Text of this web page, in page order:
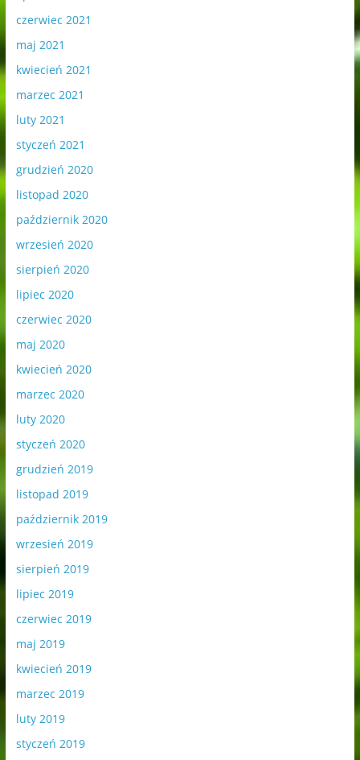
czerwiec 2021
maj 2021
kwiecień 2021
marzec 2021
luty 2021
styczeń 2021
grudzień 2020
listopad 2020
październik 2020
wrzesień 2020
sierpień 2020
lipiec 2020
czerwiec 2020
maj 2020
kwiecień 2020
marzec 2020
luty 2020
styczeń 2020
grudzień 2019
listopad 2019
październik 2019
wrzesień 2019
sierpień 2019
lipiec 2019
czerwiec 2019
maj 2019
kwiecień 2019
marzec 2019
luty 2019
styczeń 2019